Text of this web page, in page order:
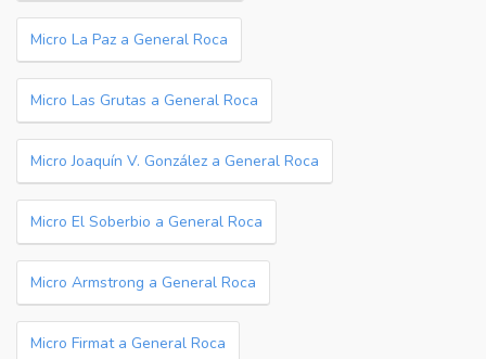
Micro La Paz a General Roca
Micro Las Grutas a General Roca
Micro Joaquín V. González a General Roca
Micro El Soberbio a General Roca
Micro Armstrong a General Roca
Micro Firmat a General Roca